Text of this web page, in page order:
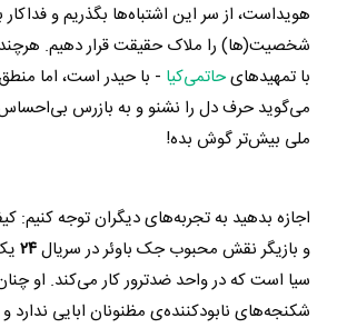
هویداست، از سر این اشتباه‌ها بگذریم و
شخصیت(ها) را ملاک حقیقت قرار دهیم.
با تمهیدهایحاتمی‌کیا - با حیدر است، اما
می‌گوید حرف دل را نشنو و به بازرس
ملی بیش‌تر گوش بده!
اجازه بدهید به تجربه‌های دیگران توجه کنیم:
و بازیگر نقش محبوب جک باوئر در سریال۲۴
سیا است که در واحد ضدترور کار می‌کند. او
شکنجه‌های نابود­کننده‌ی مظنونان ابایی ندارد و